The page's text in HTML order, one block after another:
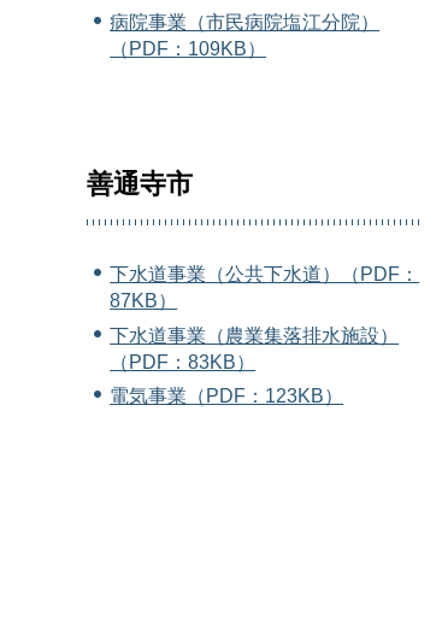
病院事業（市民病院塩江分院）
（PDF：109KB）
善通寺市
下水道事業（公共下水道）（PDF：
87KB）
下水道事業（農業集落排水施設）
（PDF：83KB）
電気事業（PDF：123KB）